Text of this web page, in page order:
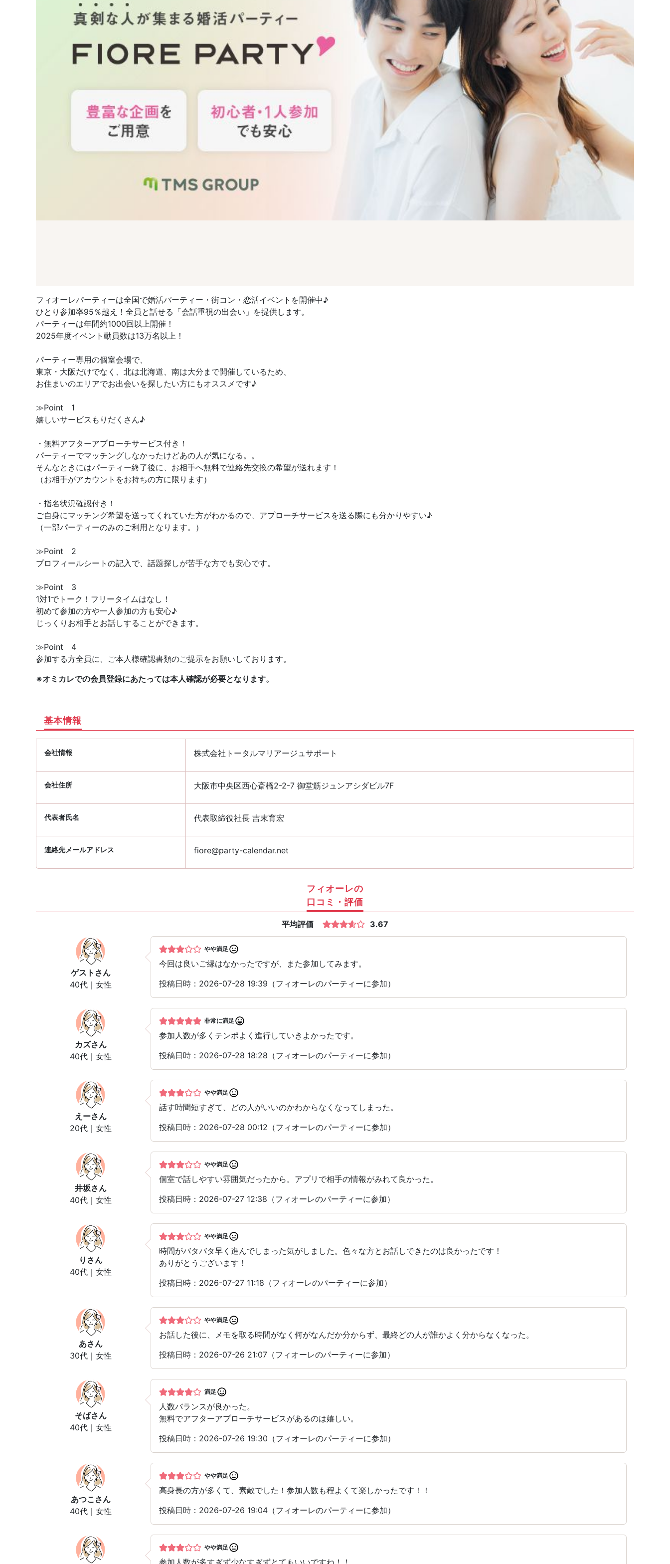
フィオーレパーティーは全国で婚活パーティー・街コン・恋活イベントを開催中♪
ひとり参加率95％越え！全員と話せる「会話重視の出会い」を提供します。
パーティーは年間約1000回以上開催！
2025年度イベント動員数は13万名以上！
パーティー専用の個室会場で、
東京・大阪だけでなく、北は北海道、南は大分まで開催しているため、
お住まいのエリアでお出会いを探したい方にもオススメです♪
≫Point 1
嬉しいサービスもりだくさん♪
・無料アフターアプローチサービス付き！
パーティーでマッチングしなかったけどあの人が気になる。。
そんなときにはパーティー終了後に、お相手へ無料で連絡先交換の希望が送れます！
（お相手がアカウントをお持ちの方に限ります）
・指名状況確認付き！
ご自身にマッチング希望を送ってくれていた方がわかるので、アプローチサービスを送る際にも分かりやすい♪
（一部パーティーのみのご利用となります。）
≫Point 2
プロフィールシートの記入で、話題探しが苦手な方でも安心です。
≫Point 3
1対1でトーク！フリータイムはなし！
初めて参加の方や一人参加の方も安心♪
じっくりお相手とお話しすることができます。
≫Point 4
参加する方全員に、ご本人様確認書類のご提示をお願いしております。
※オミカレでの会員登録にあたっては本人確認が必要となります。
基本情報
会社情報 株式会社トータルマリアージュサポート
会社住所 大阪市中央区西心斎橋2-2-7 御堂筋ジュンアシダビル7F
代表者氏名 代表取締役社長 吉末育宏
連絡先メールアドレス fiore@party-calendar.net
フィオーレの
口コミ・評価
平均評価 3.67
ゲスト さん
40代｜女性
やや満足
今回は良いご縁はなかったですが、また参加してみます。
投稿日時：2026-07-28 19:39（フィオーレのパーティーに参加）
カズさん
40代｜女性
非常に満足
参加人数が多くテンポよく進行していきよかったです。
投稿日時：2026-07-28 18:28（フィオーレのパーティーに参加）
えーさん
20代｜女性
やや満足
話す時間短すぎて、どの人がいいのかわからなくなってしまった。
投稿日時：2026-07-28 00:12（フィオーレのパーティーに参加）
井坂さん
40代｜女性
やや満足
個室で話しやすい雰囲気だったから。アプリで相手の情報がみれて良かった。
投稿日時：2026-07-27 12:38（フィオーレのパーティーに参加）
り さん
40代｜女性
やや満足
時間がバタバタ早く進んでしまった気がしました。色々な方とお話しできたのは良かったです！
ありがとうございます！
投稿日時：2026-07-27 11:18（フィオーレのパーティーに参加）
あさん
30代｜女性
やや満足
お話した後に、メモを取る時間がなく何がなんだか分からず、最終どの人が誰かよく分からなくなった。
投稿日時：2026-07-26 21:07（フィオーレのパーティーに参加）
そばさん
40代｜女性
満足
人数バランスが良かった。
無料でアフターアプローチサービスがあるのは嬉しい。
投稿日時：2026-07-26 19:30（フィオーレのパーティーに参加）
あつこ さん
40代｜女性
やや満足
高身長の方が多くて、素敵でした！参加人数も程よくて楽しかったです！！
投稿日時：2026-07-26 19:04（フィオーレのパーティーに参加）
やや満足
参加人数が多すぎず少なすぎずとてもいいですね！！